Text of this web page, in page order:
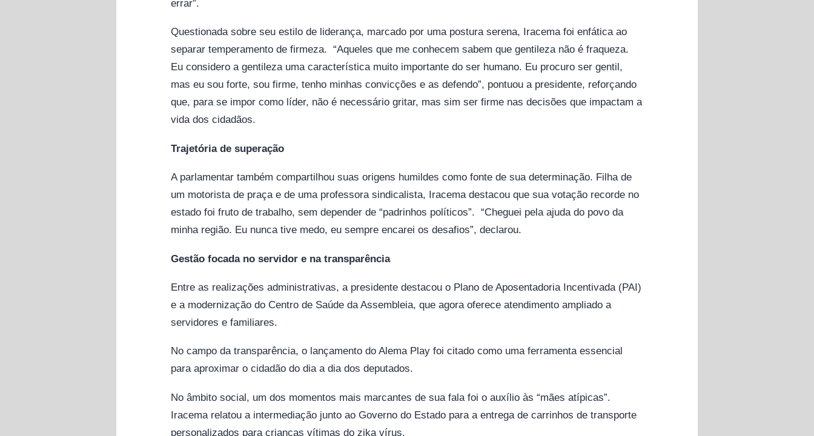
errar”.
Questionada sobre seu estilo de liderança, marcado por uma postura serena, Iracema foi enfática ao
separar temperamento de firmeza. “Aqueles que me conhecem sabem que gentileza não é fraqueza.
Eu considero a gentileza uma característica muito importante do ser humano. Eu procuro ser gentil,
mas eu sou forte, sou firme, tenho minhas convicções e as defendo”, pontuou a presidente, reforçando
que, para se impor como líder, não é necessário gritar, mas sim ser firme nas decisões que impactam a
vida dos cidadãos.
Trajetória de superação
A parlamentar também compartilhou suas origens humildes como fonte de sua determinação. Filha de
um motorista de praça e de uma professora sindicalista, Iracema destacou que sua votação recorde no
estado foi fruto de trabalho, sem depender de “padrinhos políticos”. “Cheguei pela ajuda do povo da
minha região. Eu nunca tive medo, eu sempre encarei os desafios”, declarou.
Gestão focada no servidor e na transparência
Entre as realizações administrativas, a presidente destacou o Plano de Aposentadoria Incentivada (PAI)
e a modernização do Centro de Saúde da Assembleia, que agora oferece atendimento ampliado a
servidores e familiares.
No campo da transparência, o lançamento do Alema Play foi citado como uma ferramenta essencial
para aproximar o cidadão do dia a dia dos deputados.
No âmbito social, um dos momentos mais marcantes de sua fala foi o auxílio às “mães atípicas”.
Iracema relatou a intermediação junto ao Governo do Estado para a entrega de carrinhos de transporte
personalizados para crianças vítimas do zika vírus.